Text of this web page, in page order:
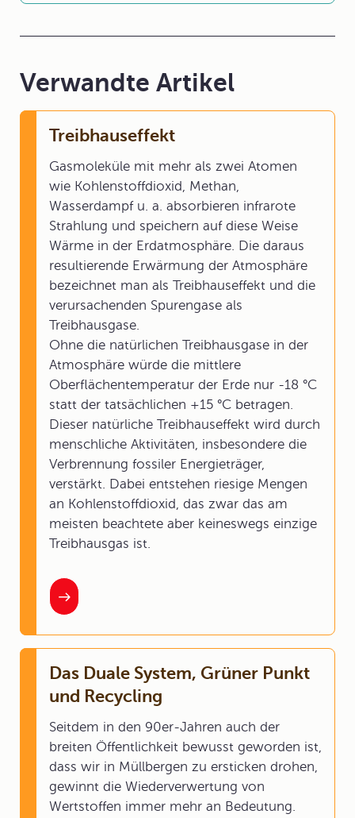
Verwandte Artikel
Treibhauseffekt
Gasmoleküle mit mehr als zwei Atomen
wie Kohlenstoffdioxid, Methan,
Wasserdampf u. a. absorbieren infrarote
Strahlung und speichern auf diese Weise
Wärme in der Erdatmosphäre. Die daraus
resultierende Erwärmung der Atmosphäre
bezeichnet man als Treibhauseffekt und die
verursachenden Spurengase als
Treibhausgase.
Ohne die natürlichen Treibhausgase in der
Atmosphäre würde die mittlere
Oberflächentemperatur der Erde nur -18 °C
statt der tatsächlichen +15 °C betragen.
Dieser natürliche Treibhauseffekt wird durch
menschliche Aktivitäten, insbesondere die
Verbrennung fossiler Energieträger,
verstärkt. Dabei entstehen riesige Mengen
an Kohlenstoffdioxid, das zwar das am
meisten beachtete aber keineswegs einzige
Treibhausgas ist.
Das Duale System, Grüner Punkt
und Recycling
Seitdem in den 90er-Jahren auch der
breiten Öffentlichkeit bewusst geworden ist,
dass wir in Müllbergen zu ersticken drohen,
gewinnt die Wiederverwertung von
Wertstoffen immer mehr an Bedeutung.